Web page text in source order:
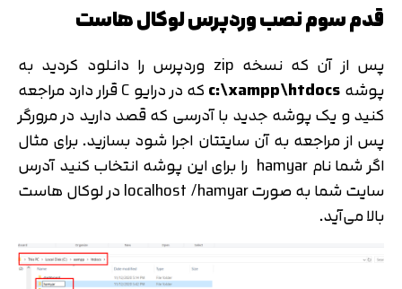
قدم سوم نصب وردپرس لوکال هاست
پس از آن که نسخه zip وردپرس را دانلود کردید به
پوشه‌c:\xampp\htdocs
که در درایو C قرار دارد مراجعه
کنید و یک پوشه جدید با آدرسی که قصد دارید در مرورگر
پس از مراجعه به آن سایتتان اجرا شود بسازید. برای مثال
اگر شما نام hamyar را برای این پوشه انتخاب کنید آدرس
سایت شما به صورت localhost /hamyar در لوکال هاست
بالا می‌­آید.